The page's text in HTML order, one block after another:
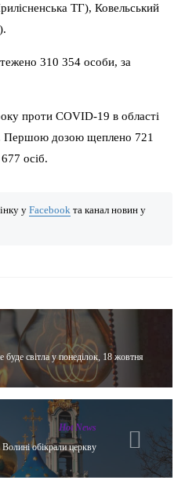
ТГ), Ковельський
310 354 особи, за
проти COVID-19 в області
Першою дозою щеплено 721
осіб.
у Facebook та канал новин у
буде світла у понеділок, 18 жовтня
Hot News
обікрали церкву